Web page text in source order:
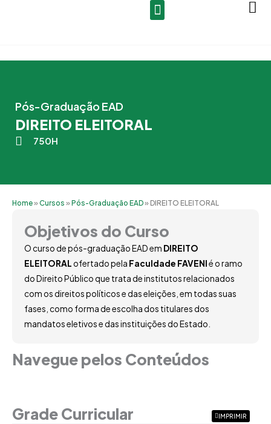
Pós-Graduação EAD
DIREITO ELEITORAL
750H
Home»Cursos »Pós-Graduação EAD» DIREITO ELEITORAL
Objetivos do Curso
O curso de pós-graduação EAD em DIREITO
ELEITORAL ofertado pela Faculdade FAVENIé o ramo
do Direito Público que trata de institutos relacionados
com os direitos políticos e das eleições, em todas suas
fases, como forma de escolha dos titulares dos
mandatos eletivos e das instituições do Estado.
Navegue pelos Conteúdos
IMPRIMIR
Grade Curricular